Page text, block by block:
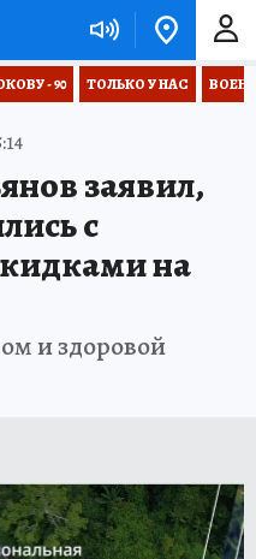
- 90 ТОЛЬКО У НАС
заявил,
с
на
и здоровой